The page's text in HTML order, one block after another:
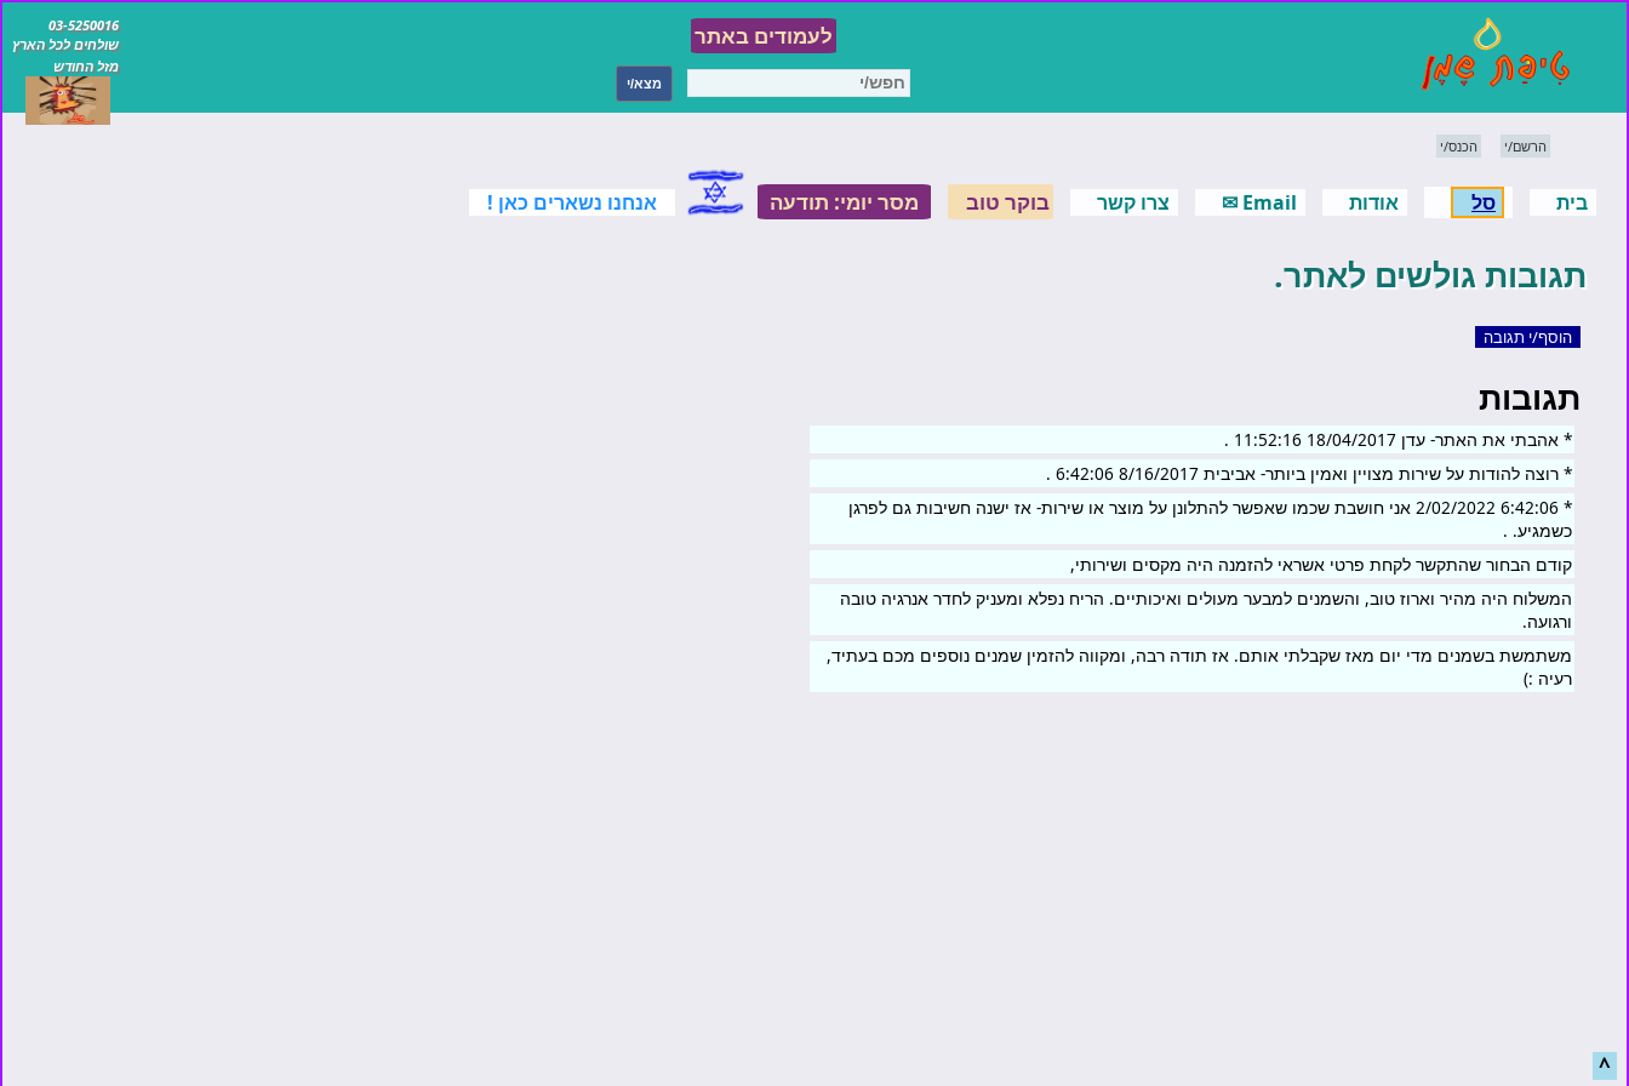
03-5250016
שולחים לכל הארץ
מזל החודש
לעמודים באתר
הרשם/י הכנס/י
בית סל אודות Email ✉ צרו קשר בוקר טוב מסר יומי: תודעה אנחנו נשארים כאן !
תגובות גולשים לאתר.
הוסף/י תגובה
תגובות
* אהבתי את האתר- עדן 18/04/2017 11:52:16 .
* רוצה להודות על שירות מצויין ואמין ביותר- אביבית 8/16/2017 6:42:06 .
* 6:42:06 2/02/2022 אני חושבת שכמו שאפשר להתלונן על מוצר או שירות- אז ישנה חשיבות גם לפרגן
כשמגיע. .
קודם הבחור שהתקשר לקחת פרטי אשראי להזמנה היה מקסים ושירותי,
המשלוח היה מהיר וארוז טוב, והשמנים למבער מעולים ואיכותיים. הריח נפלא ומעניק לחדר אנרגיה טובה
ורגועה.
משתמשת בשמנים מדי יום מאז שקבלתי אותם. אז תודה רבה, ומקווה להזמין שמנים נוספים מכם בעתיד,
רעיה :)
^